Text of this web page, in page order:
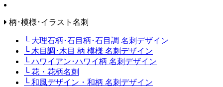
柄･模様･イラスト名刺
└ 大理石柄･石目柄･石目調 名刺デザイン
└ 木目調･木目 柄 模様 名刺デザイン
└ ハワイアン･ハワイ柄 名刺デザイン
└ 花・花柄名刺
└ 和風デザイン・和柄 名刺デザイン